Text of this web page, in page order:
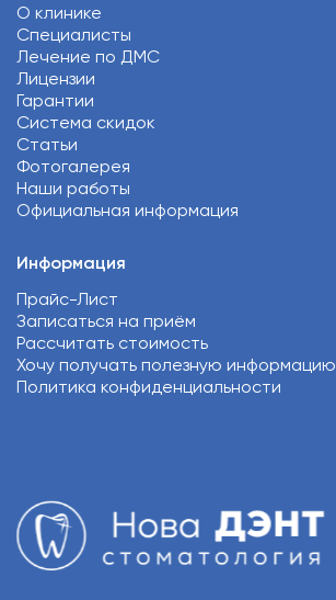
О клинике
Специалисты
Лечение по ДМС
Лицензии
Гарантии
Система скидок
Статьи
Фотогалерея
Наши работы
Официальная информация
Информация
Прайс-Лист
Записаться на приём
Рассчитать стоимость
Хочу получать полезную информацию
Политика конфиденциальности